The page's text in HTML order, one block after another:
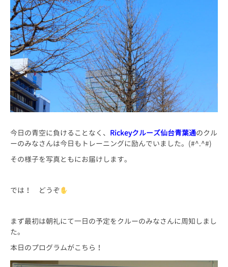
今日の青空に負けることなく、 Rickeyクルーズ仙台青葉通のクル
ーのみなさんは今日もトレーニングに励んでいました。(#^.^#)
その様子を写真ともにお届けします。
では！ どうぞ
まず最初は朝礼にて一日の予定をクルーのみなさんに周知しまし
た。
本日のプログラムがこちら！